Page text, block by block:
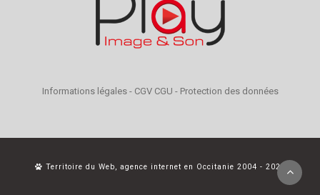
Informations légales- CGV CGU - Protection des données
Territoire du Web, agence internet en Occitanie 2004 - 2026